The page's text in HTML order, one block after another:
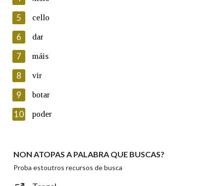
Lin e acepto as condicións da política de
Introduce o código que aparece na imaxe:
Texto de verificación
Enviar
5 cello
6 dar
7 máis
8 vir
9 botar
10 poder
NON ATOPAS A PALABRA QUE BUSCAS?
Proba estoutros recursos de busca